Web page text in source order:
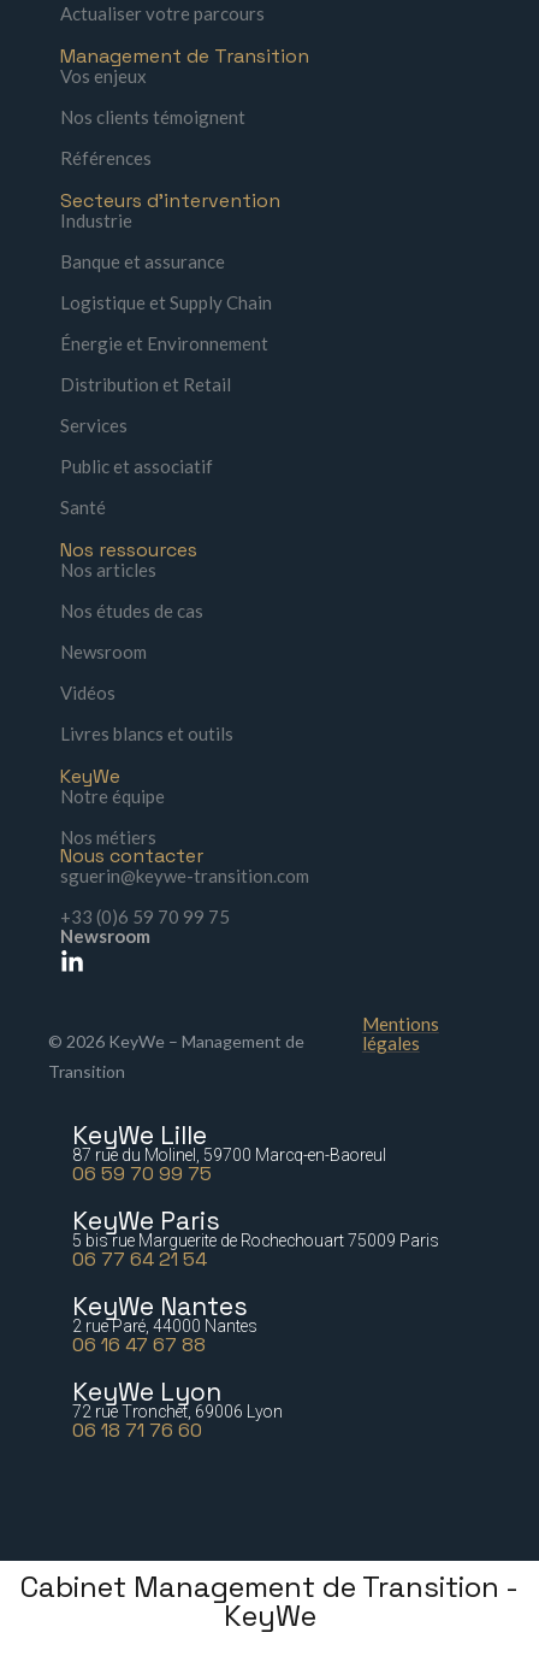
Actualiser votre parcours
Management de Transition
Vos enjeux
Nos clients témoignent
Références
Secteurs d'intervention
Industrie
Banque et assurance
Logistique et Supply Chain
Énergie et Environnement
Distribution et Retail
Services
Public et associatif
Santé
Nos ressources
Nos articles
Nos études de cas
Newsroom
Vidéos
Livres blancs et outils
KeyWe
Notre équipe
Nos métiers
Nous contacter
sguerin@keywe-transition.com
+33 (0)6 59 70 99 75
Newsroom
© 2026 KeyWe – Management de
Transition
Mentions
légales
KeyWe Lille
87 rue du Molinel, 59700 Marcq-en-Baoreul
06 59 70 99 75
KeyWe Paris
5 bis rue Marguerite de Rochechouart 75009 Paris
06 77 64 21 54
KeyWe Nantes
2 rue Paré, 44000 Nantes
06 16 47 67 88
KeyWe Lyon
72 rue Tronchet, 69006 Lyon
06 18 71 76 60
Cabinet Management de Transition -
KeyWe